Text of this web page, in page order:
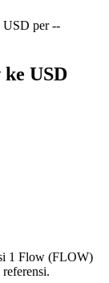
USD per --
USD
1 Flow (FLOW)